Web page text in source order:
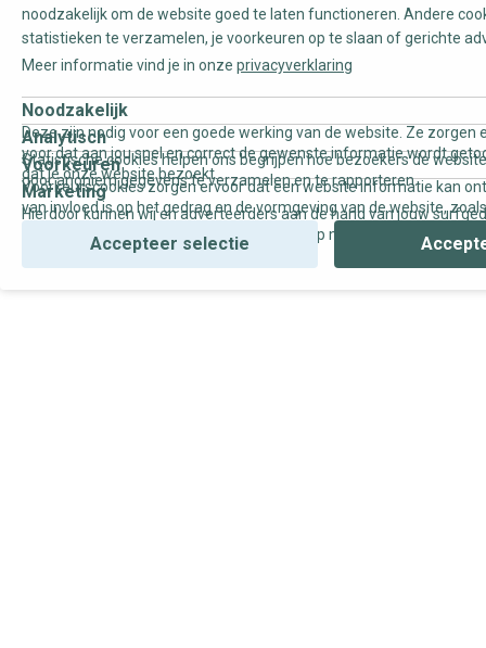
noodzakelijk om de website goed te laten functioneren. Andere
statistieken te verzamelen, je voorkeuren op te slaan of gerichte
Meer informatie vind je in onze privacyverklaring
Noodzakelijk
Deze zijn nodig voor een goede werking van de website. Ze zorgen
voor dat aan jou snel en correct de gewenste informatie wordt
dat je onze website bezoekt.
Analytisch
Statistische cookies helpen ons begrijpen hoe bezoekers de
door anoniem gegevens te verzamelen en te rapporteren.
Voorkeuren
Voorkeurscookies zorgen ervoor dat een website informatie kan
van invloed is op het gedrag en de vormgeving van de website,
Marketing
Hierdoor kunnen wij en adverteerders aan de hand van jouw
gepersonaliseerde online advertenties en op maat gemaakte
Accepteer selectie